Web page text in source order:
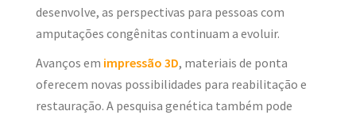
desenvolve, as perspectivas para pessoas com
amputações congênitas continuam a evoluir.
Avanços em impressão 3D, materiais de ponta
oferecem novas possibilidades para reabilitação e
restauração. A pesquisa genética também pode